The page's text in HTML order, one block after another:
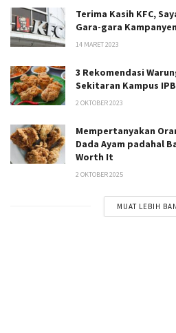
Terima Kasih KFC,
Gara-gara
14 MARET 2023
3 Rekomendasi
Sekitaran Kampus
2 OKTOBER 2023
Mempertanyakan
Dada Ayam padahal
Worth It
2 OKTOBER 2025
MUAT LEBIH